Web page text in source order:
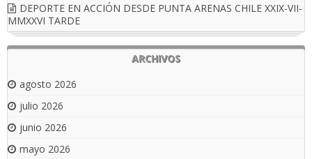
DEPORTE EN ACCIÓN DESDE PUNTA ARENAS CHILE XXIX-VII-
MMXXVI TARDE
ARCHIVOS
agosto 2026
julio 2026
junio 2026
mayo 2026